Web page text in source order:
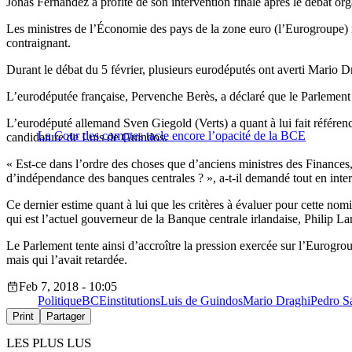
Les ministres de l’Économie des pays de la zone euro
contraignant.
Durant le débat du 5 février, plusieurs eurodéputés ont averti Mario
L’eurodéputée française, Pervenche Berès, a déclaré que le
La Cour des comptes tacle encore l’opacité de la BCE
L’eurodéputé allemand Sven Giegold (Verts) a quant à lui fait
candidature de Luis de Guindos.
« Est-ce dans l’ordre des choses que d’anciens ministres des
d’indépendance des banques centrales ? », a-t-il demandé tout en
Ce dernier estime quant à lui que les critères à évaluer pour cette
qui est l’actuel gouverneur de la Banque centrale irlandaise, Philip
Le Parlement tente ainsi d’accroître la pression exercée sur
mais qui l’avait retardée.
Feb 7, 2018 - 10:05
PolitiqueBCEinstitutionsLuis de GuindosMario DraghiPedro
Print Partager
LES PLUS LUS